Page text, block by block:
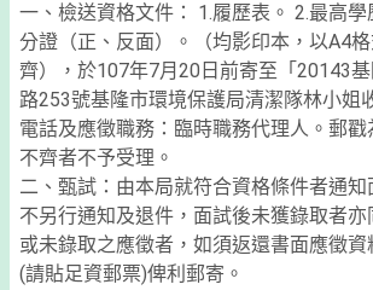
一、檢送資格文件： 1.履歷表。 2.最高
分證（正、反面）。（均影印本，以A4
齊），於107年7月20日前寄至「20143
路253號基隆市環境保護局清潔隊林小姐
電話及應徵職務：臨時職務代理人。郵
不齊者不予受理。
二、甄試：由本局就符合資格條件者通
不另行通知及退件，面試後未獲錄取者
或未錄取之應徵者，如須返還書面應徵
(請貼足資郵票)俾利郵寄。